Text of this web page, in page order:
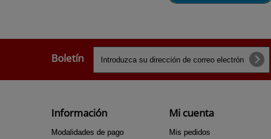
Boletín
Información
Modalidades de pago
Mi cuenta
Mis pedidos